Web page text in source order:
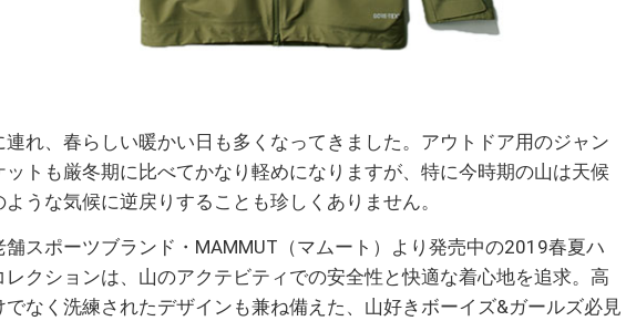
連れ、春らしい暖かい日も多くなってきました。アウトドア用のジャン
ットも厳冬期に比べてかなり軽めになりますが、特に今時期の山は天候
うな気候に逆戻りすることも珍しくありません。
舗スポーツブランド・MAMMUT（マムート）より発売中の2019春夏ハ
レクションは、山のアクテビティでの安全性と快適な着心地を追求。高
でなく洗練されたデザインも兼ね備えた、山好きボーイズ&ガールズ必見